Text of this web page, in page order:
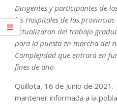
Dirigentes y participantes de
los Hospitales de las
actualizaron del trabajo
para la puesta en marcha del
Complejidad que entrará en
fines de año
Quillota, 16 de Junio de
mantener informada a la